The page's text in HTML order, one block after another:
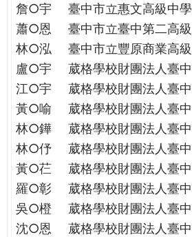
民。
WAGOR
TODAY
THE
WORLD
TOMORROW
PUTTING
YOU
THE
PATH
詹○宇
臺中市立惠文高級中學
蕭○恩
臺中市立臺中第二高
林○泓
臺中市立豐原商業高
盧○宇
葳格學校財團法人臺
江○宇
葳格學校財團法人臺
黃○喻
葳格學校財團法人臺
林○鏵
葳格學校財團法人臺
林○伃
葳格學校財團法人臺
黃○芢
葳格學校財團法人臺
羅○彰
葳格學校財團法人臺
吳○橙
葳格學校財團法人臺
沈○恩
葳格學校財團法人臺